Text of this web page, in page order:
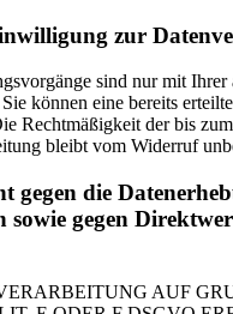
zur
sind nur mit Ihrer
können eine bereits
Rechtmäßigkeit der bis
bleibt vom Widerruf
gegen die
sowie gegen
AUF